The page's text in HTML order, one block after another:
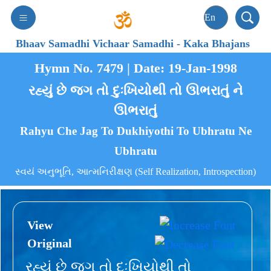
Bhaav Samadhi Vichaar Samadhi-Kaka Bhajans
Hymn No. 7479 | Date: 19-Jan-1998
રહ્યું છે જગ તો દુઃખિયોથી તો ઊભરાતું ને
ઊભરાતું
Rahyu Che Jag To Dukhiyothi To Ubhratu Ne
Ubhratu
સ્વયં અનુભૂતિ, આત્મનિરીક્ષણ (Self Realization, Introspection)
View
Original
રહ્યું છે જગ તો દુઃખિયોથી તો